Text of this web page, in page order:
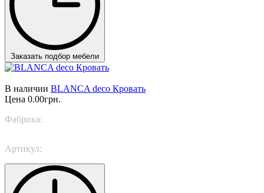
Заказать подбор мебели
В наличии BLANCA deco Кровать
Цена 0.00грн.
Фабрика:
Артикул: